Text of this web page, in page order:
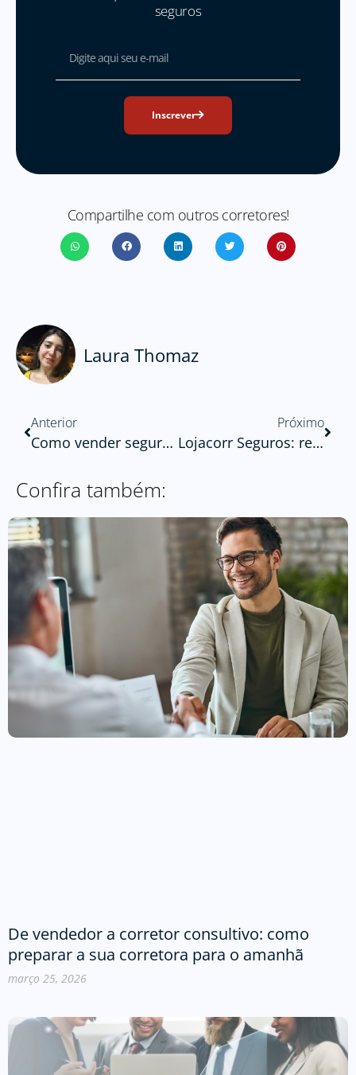
seguros
Inscrever
Compartilhe com outros corretores!
Laura Thomaz
Anterior
Como vender seguros para o mesmo cliente e turbinar seus resultados
Próximo
Lojacorr Seguros: reforça posicionamento no mercado e a jornada do corretor
Confira também:
De vendedor a corretor consultivo: como
preparar a sua corretora para o amanhã
março 25, 2026